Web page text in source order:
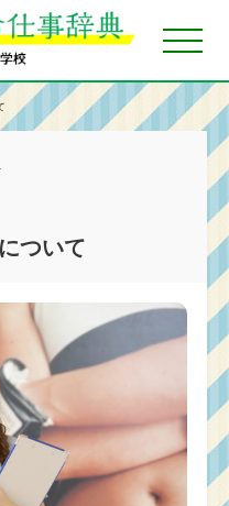
ついて